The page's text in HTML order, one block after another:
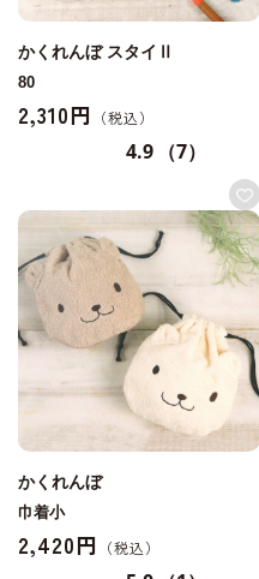
かくれんぼ スタイⅡ
80
2,310円
4.9 （7）
かくれんぼ
巾着小
2,420円